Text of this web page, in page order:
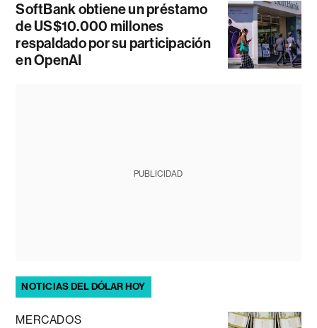
SoftBank obtiene un préstamo
de US$10.000 millones
respaldado por su participación
en OpenAI
PUBLICIDAD
NOTICIAS DEL DÓLAR HOY
MERCADOS